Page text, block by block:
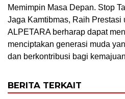
Memimpin Masa Depan. Stop
Jaga Kamtibmas, Raih Prestasi
ALPETARA berharap dapat
menciptakan generasi muda
dan berkontribusi bagi
BERITA TERKAIT